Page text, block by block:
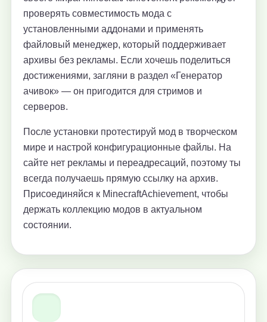
проверять совместимость мода с
установленными аддонами и применять
файловый менеджер, который поддерживает
архивы без рекламы. Если хочешь поделиться
достижениями, загляни в раздел «Генератор
ачивок» — он пригодится для стримов и
серверов.
После установки протестируй мод в творческом
мире и настрой конфигурационные файлы. На
сайте нет рекламы и переадресаций, поэтому ты
всегда получаешь прямую ссылку на архив.
Присоединяйся к MinecraftAchievement, чтобы
держать коллекцию модов в актуальном
состоянии.